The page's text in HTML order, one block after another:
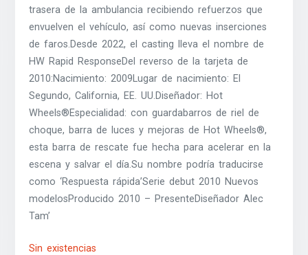
trasera de la ambulancia recibiendo refuerzos que
envuelven el vehículo, así como nuevas inserciones
de faros.Desde 2022, el casting lleva el nombre de
HW Rapid ResponseDel reverso de la tarjeta de
2010:Nacimiento: 2009Lugar de nacimiento: El
Segundo, California, EE. UU.Diseñador: Hot
Wheels®Especialidad: con guardabarros de riel de
choque, barra de luces y mejoras de Hot Wheels®,
esta barra de rescate fue hecha para acelerar en la
escena y salvar el día.Su nombre podría traducirse
como ‘Respuesta rápida’Serie debut 2010 Nuevos
modelosProducido 2010 – PresenteDiseñador Alec
Tam’
Sin existencias